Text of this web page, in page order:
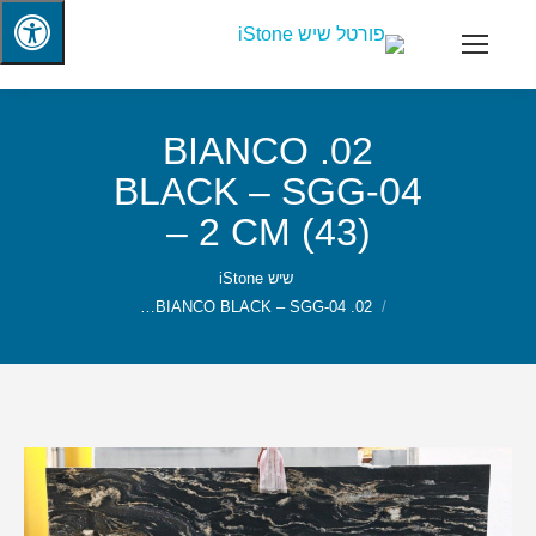
02. BIANCO
BLACK – SGG-04
– 2 CM (43)
שיש iStone
02. BIANCO BLACK – SGG-04…